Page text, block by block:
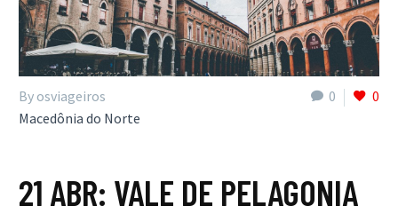
0 0
By osviageiros
Macedônia do Norte
21 ABR: VALE DE PELAGONIA